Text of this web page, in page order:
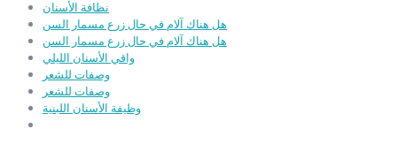
نظافة الأسنان
هل هناك آلام في حال زرع مسمار السن
هل هناك آلام في حال زرع مسمار السن
واقي الأسنان الليلي
وصفات للشعر
وصفات للشعر
وظيفة الأسنان اللبنية